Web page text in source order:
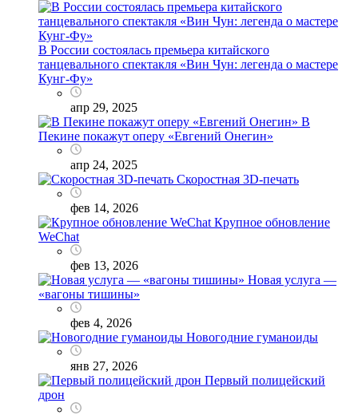
В России состоялась премьера китайского
танцевального спектакля «Вин Чун: легенда о мастере
Кунг-Фу»
апр 29, 2025
В
Пекине покажут оперу «Евгений Онегин»
апр 24, 2025
Скоростная 3D-печать
фев 14, 2026
Крупное обновление
WeChat
фев 13, 2026
Новая услуга —
«вагоны тишины»
фев 4, 2026
Новогодние гуманоиды
янв 27, 2026
Первый полицейский
дрон